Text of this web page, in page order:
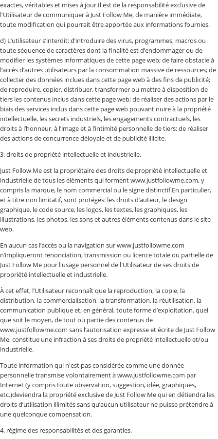
exactes, véritables et mises à jour.Il est de la responsabilité exclusive de
l'Utilisateur de communiquer à Just Follow Me, de manière immédiate,
toute modification qui pourrait être apportée aux informations fournies.
d) L’utilisateur s’interdit: d’introduire des virus, programmes, macros ou
toute séquence de caractères dont la finalité est d’endommager ou de
modifier les systèmes informatiques de cette page web; de faire obstacle à
l’accès d’autres utilisateurs par la consommation massive de ressources; de
collecter des données inclues dans cette page web à des fins de publicité;
de reproduire, copier, distribuer, transformer ou mettre à disposition de
tiers les contenus inclus dans cette page web; de réaliser des actions par le
biais des services inclus dans cette page web pouvant nuire à la propriété
intellectuelle, les secrets industriels, les engagements contractuels, les
droits à l’honneur, à l’image et à l’intimité personnelle de tiers; de réaliser
des actions de concurrence déloyale et de publicité illicite.
3. droits de propriété intellectuelle et industrielle.
Just Follow Me est la propriétaire des droits de propriété intellectuelle et
industrielle de tous les éléments qui forment www.justfollowme.com, y
compris la marque, le nom commercial ou le signe distinctif.En particulier,
et à titre non limitatif, sont protégés: les droits d’auteur, le design
graphique, le code source, les logos, les textes, les graphiques, les
illustrations, les photos, les sons et autres éléments contenus dans le site
web.
En aucun cas l’accès ou la navigation sur www.justfollowme.com
n’impliqueront renonciation, transmission ou licence totale ou partielle de
Just Follow Me pour l'usage personnel de l'Utilisateur de ses droits de
propriété intellectuelle et industrielle.
À cet effet, l’Utilisateur reconnaît que la reproduction, la copie, la
distribution, la commercialisation, la transformation, la réutilisation, la
communication publique et, en général, toute forme d’exploitation, quel
que soit le moyen, de tout ou partie des contenus de
www.justfollowme.com sans l’autorisation expresse et écrite de Just Follow
Me, constitue une infraction à ses droits de propriété intellectuelle et/ou
industrielle.
Toute information qui n'est pas considérée comme une donnée
personnelle transmise volontairement à www.justfollowme.com par
Internet (y compris toute observation, suggestion, idée, graphiques,
etc.)deviendra la propriété exclusive de Just Follow Me qui en détiendra les
droits d’utilisation illimités sans qu’aucun utilisateur ne puisse prétendre à
une quelconque compensation.
4. régime des responsabilités et des garanties.